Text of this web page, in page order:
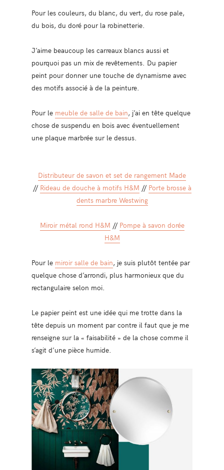
Pour les couleurs, du blanc, du vert, du rose pale,
du bois, du doré pour la robinetterie.
J’aime beaucoup les carreaux blancs aussi et
pourquoi pas un mix de revêtements. Du papier
peint pour donner une touche de dynamisme avec
des motifs associé à de la peinture.
Pour le meuble de salle de bain, j’ai en tête quelque
chose de suspendu en bois avec éventuellement
une plaque marbrée sur le dessus.
Distributeur de savon et set de rangement Made
// Rideau de douche à motifs H&M // Porte brosse à
dents marbre Westwing
Miroir métal rond H&M // Pompe à savon dorée
H&M
Pour le miroir salle de bain, je suis plutôt tentée par
quelque chose d’arrondi, plus harmonieux que du
rectangulaire selon moi.
Le papier peint est une idée qui me trotte dans la
tête depuis un moment par contre il faut que je me
renseigne sur la « faisabilité » de la chose comme il
s’agit d’une pièce humide.